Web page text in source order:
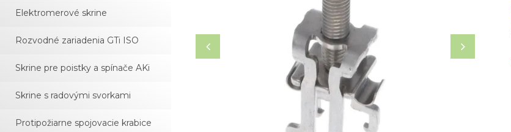
Elektromerové skrine
Rozvodné zariadenia GTi ISO
Skrine pre poistky a spínače AKi
Skrine s radovými svorkami
Protipožiarne spojovacie krabice